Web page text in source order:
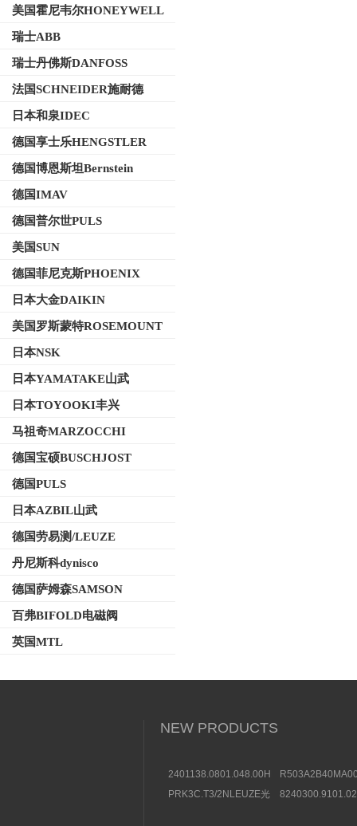
美国霍尼韦尔HONEYWELL
瑞士ABB
瑞士丹佛斯DANFOSS
法国SCHNEIDER施耐德
日本和泉IDEC
德国享士乐HENGSTLER
德国博恩斯坦Bernstein
德国IMAV
德国普尔世PULS
美国SUN
德国菲尼克斯PHOENIX
日本大金DAIKIN
美国罗斯蒙特ROSEMOUNT
日本NSK
日本YAMATAKE山武
日本TOYOOKI丰兴
马祖奇MARZOCCHI
德国宝硕BUSCHJOST
德国PULS
日本AZBIL山武
德国劳易测/LEUZE
丹尼斯科dynisco
德国萨姆森SAMSON
百弗BIFOLD电磁阀
英国MTL
NEW PRODUCTS
2401138.0801.048.00HERION
数据
PRK3C.T3/2NLEUZE光